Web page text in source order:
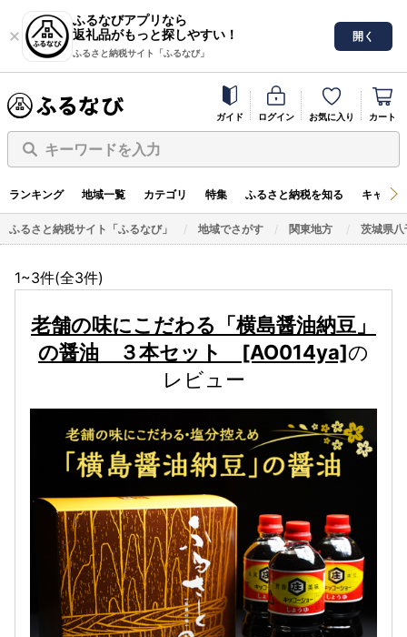
ふるなびアプリなら
返礼品がもっと探しやすい！
ふるさと納税サイト「ふるなび」
開く
ガイド ログイン お気に入り カート
キーワードを入力
ランキング 地域一覧 カテゴリ 特集 ふるさと納税を知る キャン
ふるさと納税サイト「ふるなび」 地域でさがす 関東地方 茨城県八
1~3件(全3件)
老舗の味にこだわる「横島醤油納豆」
の醤油 ３本セット [AO014ya]の
レビュー